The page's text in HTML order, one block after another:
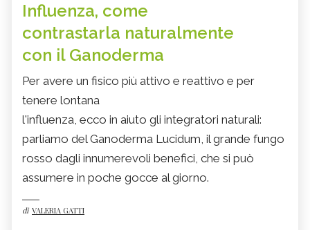
Influenza, come
contrastarla naturalmente
con il Ganoderma
Per avere un fisico più attivo e reattivo e per
tenere lontana
l'influenza, ecco in aiuto gli integratori naturali:
parliamo del Ganoderma Lucidum, il grande fungo
rosso dagli innumerevoli benefici, che si può
assumere in poche gocce al giorno.
di VALERIA GATTI